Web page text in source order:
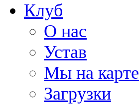
Клуб
О нас
Устав
Мы на карте
Загрузки